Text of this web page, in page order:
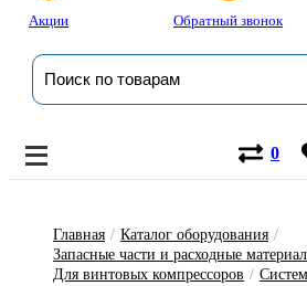
Акции Обратный звонок
0
Главная / Каталог оборудования /
Запасные части и расходные
Для винтовых компрессоров /